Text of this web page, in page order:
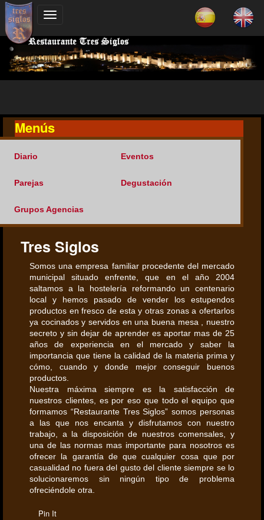
Menús
Diario Eventos
Parejas Degustación
Grupos Agencias
Tres Siglos
Somos una empresa familiar procedente del mercado
municipal situado enfrente, que en el año 2004
saltamos a la hostelería reformando un centenario
local y hemos pasado de vender los estupendos
productos en fresco de esta y otras zonas a ofertarlos
ya cocinados y servidos en una buena mesa , nuestro
secreto y sin dejar de aprender es aportar mas de 25
años de experiencia en el mercado y saber la
importancia que tiene la calidad de la materia prima y
cómo, cuando y donde mejor conseguir buenos
productos.
Nuestra máxima siempre es la satisfacción de
nuestros clientes, es por eso que todo el equipo que
formamos “Restaurante Tres Siglos” somos personas
a las que nos encanta y disfrutamos con nuestro
trabajo, a la disposición de nuestros comensales, y
una de las normas mas importante para nosotros es
ofrecer la garantía de que cualquier cosa que por
casualidad no fuera del gusto del cliente siempre se lo
solucionaremos sin ningún tipo de problema
ofreciéndole otra.
Pin It